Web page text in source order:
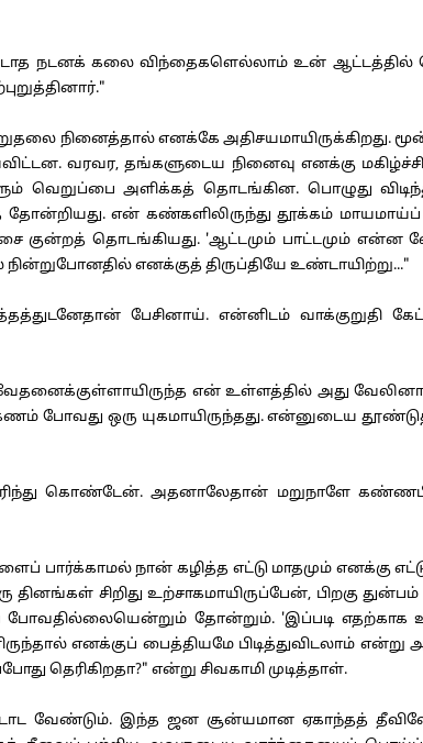
நடனக் கலை விந்தைகளெல்லாம் உன்
நினைத்தால் எனக்கே அதிசயமாயிருக்கிறது.
வரவர, தங்களுடைய நினைவு எனக்கு
வெறுப்பை அளிக்கத் தொடங்கின. பொழுது
என் கண்களிலிருந்து தூக்கம்
தொடங்கியது. 'ஆட்டமும் பாட்டமும் என்ன
எனக்குத் திருப்தியே உண்டாயிற்று..."
பேசினாய். என்னிடம் வாக்குறுதி
என் உள்ளத்தில் அது வேலினால்
போவது ஒரு யுகமாயிருந்தது. என்னுடைய
கொண்டேன். அதனாலேதான் மறுநாளே
நான் கழித்த எட்டு மாதமும் எனக்கு எட்டு
சிறிது உற்சாகமாயிருப்பேன், பிறகு துன்பம்
தோன்றும். 'இப்படி எதற்காக
எனக்குப் பைத்தியமே பிடித்துவிடலாம் என்று
தெரிகிறதா?" என்று சிவகாமி முடித்தாள்.
வேண்டும். இந்த ஜன சூன்யமான ஏகாந்தத்